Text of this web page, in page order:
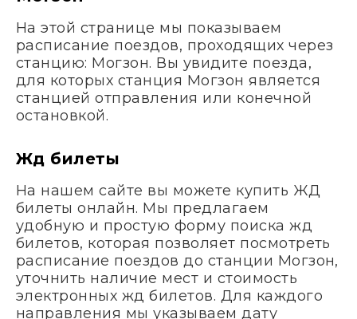
На этой странице мы показываем
расписание поездов, проходящих через
станцию: Могзон. Вы увидите поезда,
для которых станция Могзон является
станцией отправления или конечной
остановкой.
Жд билеты
На нашем сайте вы можете купить ЖД
билеты онлайн. Мы предлагаем
удобную и простую форму поиска жд
билетов, которая позволяет посмотреть
расписание поездов до станции Могзон,
уточнить наличие мест и стоимость
электронных жд билетов. Для каждого
направления мы указываем дату